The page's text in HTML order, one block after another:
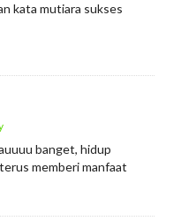
kata mutiara sukses
banget, hidup
memberi manfaat